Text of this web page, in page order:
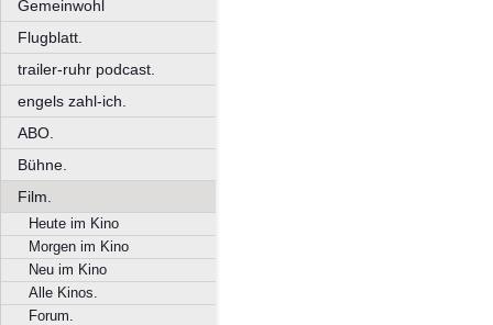
Gemeinwohl
Flugblatt.
trailer-ruhr podcast.
engels zahl-ich.
ABO.
Bühne.
Film.
Heute im Kino
Morgen im Kino
Neu im Kino
Alle Kinos.
Forum.